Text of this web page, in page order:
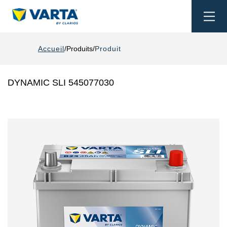
Accueil Produits Produit
DYNAMIC SLI 545077030